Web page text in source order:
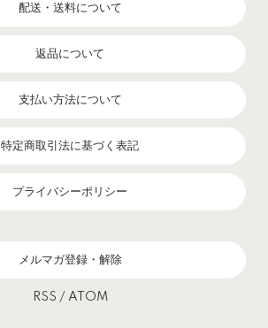
配送・送料について
返品について
支払い方法について
特定商取引法に基づく表記
プライバシーポリシー
メルマガ登録・解除
RSS / ATOM